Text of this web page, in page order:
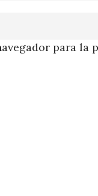
para la